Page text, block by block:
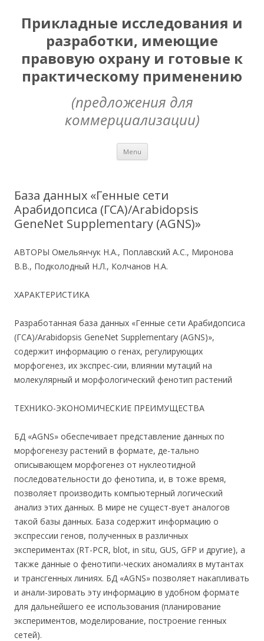
Прикладные исследования и
разработки, имеющие
правовую охрану и готовые к
практическому применению
(предложения для
коммерциализации)
Menu Skip
content
База данных «Генные сети
Арабидопсиса (ГСА)/Arabidopsis
GeneNet Supplementary (AGNS)»
АВТОРЫ Омельянчук Н.А., Поплавский А.С., Миронова
В.В., Подколодный Н.Л., Колчанов Н.А.
ХАРАКТЕРИСТИКА
Разработанная база данных «Генные сети Арабидопсиса
(ГСА)/Arabidopsis GeneNet Supplementary (AGNS)»,
содержит информацию о генах, регулирующих
морфогенез, их экспрес-сии, влиянии мутаций на
молекулярный и морфологический фенотип растений
ТЕХНИКО-ЭКОНОМИЧЕСКИЕ ПРЕИМУЩЕСТВА
БД «AGNS» обеспечивает представление данных по
морфогенезу растений в формате, де-тально
описывающем морфогенез от нуклеотидной
последовательности до фенотипа, и, в тоже время,
позволяет производить компьютерный логический
анализ этих данных. В мире не сущест-вует аналогов
такой базы данных. База содержит информацию о
экспрессии генов, полученных в различных
экспериментах (RT-PCR, blot, in situ, GUS, GFP и другие), а
также данные о фенотипи-ческих аномалиях в мутантах
и трансгенных линиях. БД «AGNS» позволяет накапливать
и анали-зировать эту информацию в удобном формате
для дальнейшего ее использования (планирование
экспериментов, моделирование, построение генных
сетей).